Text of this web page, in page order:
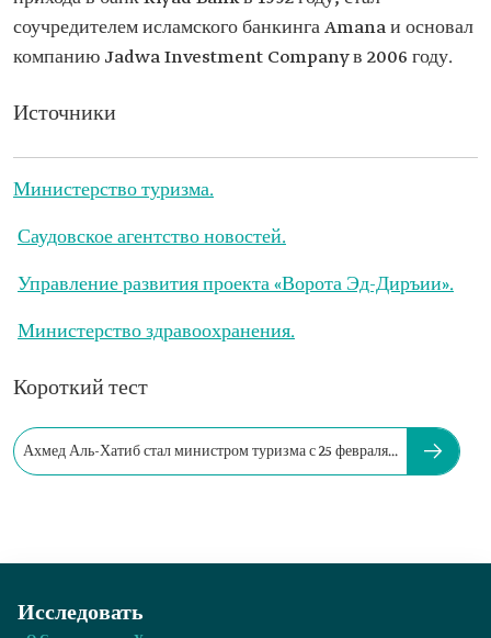
соучредителем исламского банкинга Amana и основал
компанию Jadwa Investment Company в 2006 году.
Источники
Министерство туризма.
Саудовское агентство новостей.
Управление развития проекта «Ворота Эд-Диръии».
Министерство здравоохранения.
Короткий тест
Ахмед Аль-Хатиб стал министром туризма с 25 февраля...
Исследовать